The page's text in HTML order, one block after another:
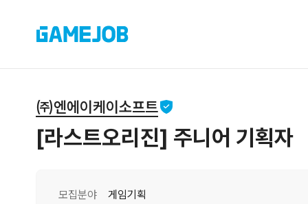
㈜엔에이케이소프트
[라스트오리진] 주니어 기획자
모집분야
게임기획